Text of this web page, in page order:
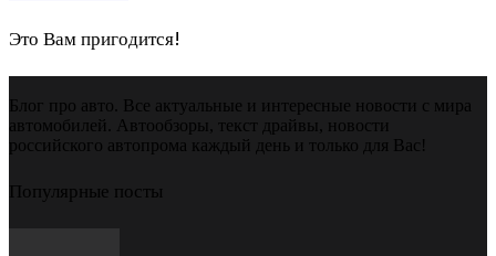
Это Вам пригодится!
Блог про авто. Все актуальные и интересные новости с мира
автомобилей. Автообзоры, текст драйвы, новости
российского автопрома каждый день и только для Вас!
Популярные посты